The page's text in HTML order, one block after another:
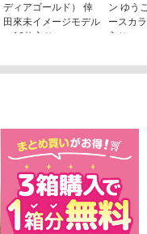
ディアゴールド） 倖
田來未イメージモデル
（10枚入り）
ン ゆう
ースカ
入り）